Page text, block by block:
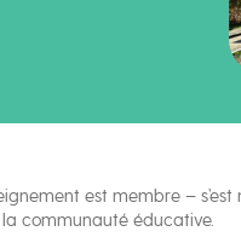
est membre –
communauté éducative.